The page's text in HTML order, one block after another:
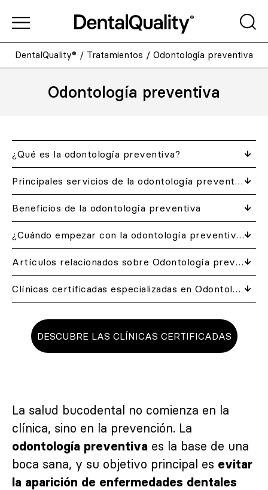
DentalQuality® / Tratamientos / Odontología preventiva
Odontología preventiva
¿Qué es la odontología preventiva?
Principales servicios de la odontología preventiva
Beneficios de la odontología preventiva
¿Cuándo empezar con la odontología preventiva?
Artículos relacionados​ sobre Odontología preventiva
Clínicas certificadas especializadas en Odontología preventiva cerca de ti
DESCUBRE LAS CLÍNICAS CERTIFICADAS
La salud bucodental no comienza en la
clínica, sino en la prevención. La
odontología preventiva es la base de una
boca sana, y su objetivo principal es evitar
la aparición de enfermedades dentales